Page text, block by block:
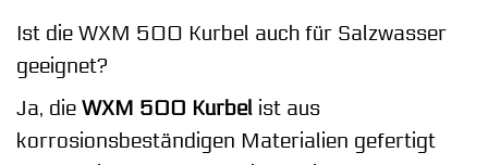
Ist die WXM 500 Kurbel auch für Salzwasser
geeignet?
Ja, die WXM 500 Kurbel ist aus
korrosionsbeständigen Materialien gefertigt